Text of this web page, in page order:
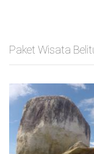
Paket Wisata